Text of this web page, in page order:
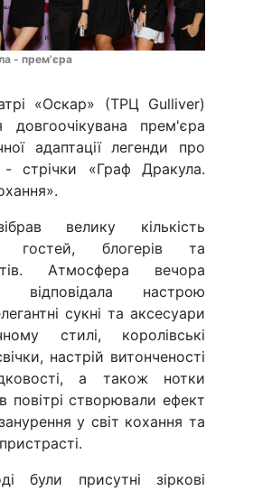
- прем'єра
«Оскар» (ТРЦ Gulliver)
довгоочікувана прем'єра
адаптації легенди про
стрічки «Граф Дракула.
велику кількість
гостей, блогерів та
Атмосфера вечора
відповідала настрою
сукні та аксесуари
стилі, королівські
настрій витонченості
а також нотки
повітрі створювали ефект
у світ кохання та
були присутні зіркові